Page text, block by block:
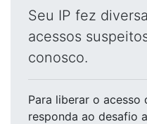
Seu IP fez
acessos
conosco.
Para liberar o acesso
responda ao desafio